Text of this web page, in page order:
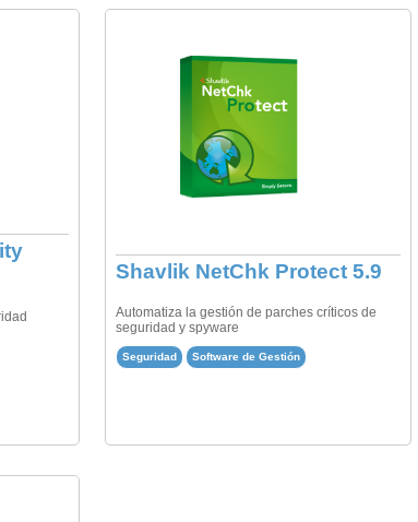
Shavlik NetChk Protect 5.9
Automatiza la gestión de parches críticos de
seguridad y spyware
Seguridad Software de Gestión